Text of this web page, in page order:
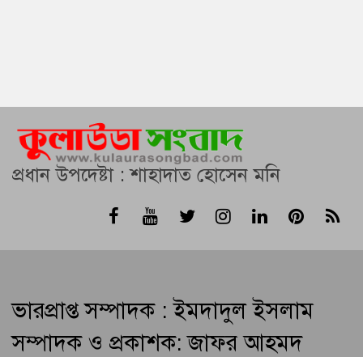
প্রধান উপদেষ্টা : শাহাদাত হোসেন মনি
ভারপ্রাপ্ত সম্পাদক : ইমদাদুল ইসলাম
সম্পাদক ও প্রকাশক: জাফর আহমদ